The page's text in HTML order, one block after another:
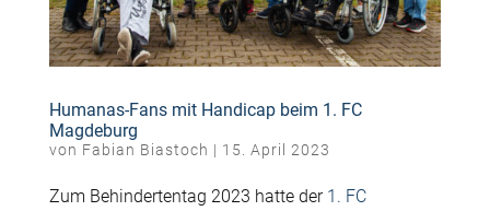
Humanas-Fans mit Handicap beim 1. FC
Magdeburg
von Fabian Biastoch | 15. April 2023
Zum Behindertentag 2023 hatte der 1. FC